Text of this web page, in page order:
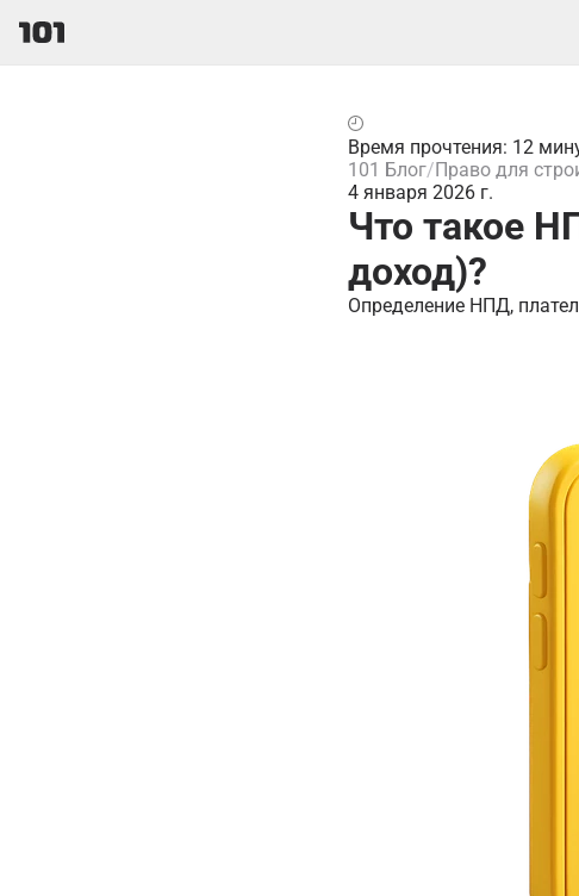
Время прочтения: 12
101 Блог Право для
4 января 2026 г.
Что такое
доход)?
Определение НПД,